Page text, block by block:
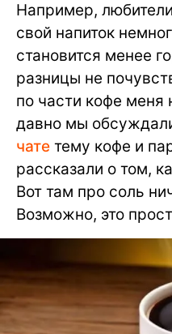
Например,
свой напиток
становится менее
разницы не
по части кофе меня
давно мы
чате тему кофе и
рассказали о том,
Вот там про соль
Возможно, это